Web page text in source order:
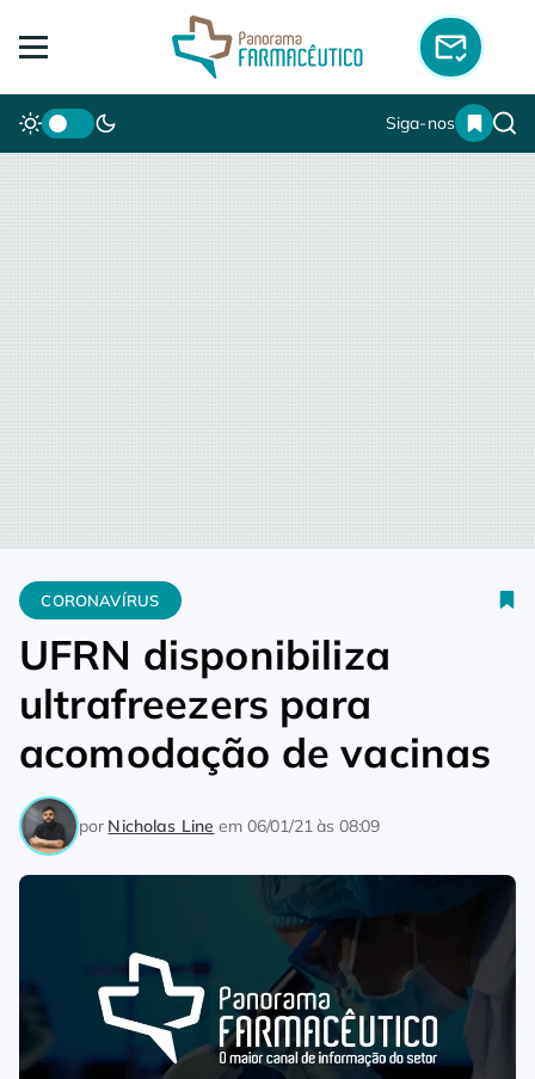
Siga-nos
Home Coronavírus UFRN disponibiliza ultrafreezers para
CORONAVÍRUS
UFRN disponibiliza
ultrafreezers para
acomodação de vacinas
por Nicholas Line em 06/01/21 às 08:09